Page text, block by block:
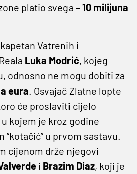
platio svega –10 milijuna
Vatrenih i
Luka Modrić, kojeg
odnosno ne mogu dobiti za
eura. Osvajač Zlatne lopte
će proslaviti cijelo
kojem je kroz godine
“kotačić” u prvom sastavu.
cijenom drže njegovi
i Brazim Diaz, koji je